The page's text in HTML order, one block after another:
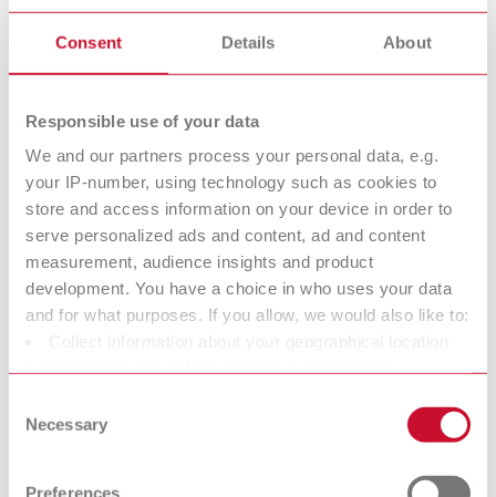
Consent Details About
Responsible use of your data
We and our partners process your personal data, e.g.
your IP-number, using technology such as cookies to
store and access information on your device in order to
serve personalized ads and content, ad and content
measurement, audience insights and product
development. You have a choice in who uses your data
and for what purposes. If you allow, we would also like to:
Collect information about your geographical location
characteristics (fingerprinting)
Find out more about how your personal data is processed
and set your preferences in the details section. You can
Selection
Necessary
Preferences
Cola/Selante/En
durecedor
Vernizes
espaçadores
Isolamentos
superfície
Líquidos de
limpeza
Materiais
auxiliares
Ceras para coroas
Ceras para